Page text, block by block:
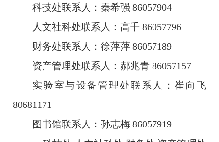
科技处联系人：秦希强 86057904
人文社科处联系人：高千 86057796
财务处联系人：徐萍萍 86057189
资产管理处联系人：郝兆青 86057157
实验室与设备管理处联系人：崔向飞
80681171
图书馆联系人：孙志梅 86057919